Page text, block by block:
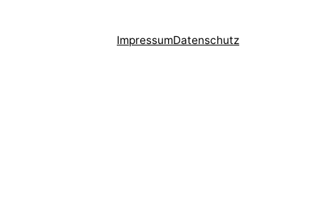
ImpressumDatenschutz